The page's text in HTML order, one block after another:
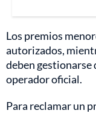
Los premios
autorizados,
deben gestionarse
operador oficial.
Para reclamar un